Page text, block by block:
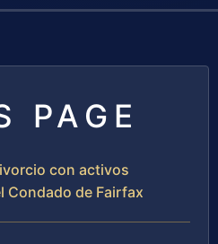
PAGE
con activos
Condado de Fairfax